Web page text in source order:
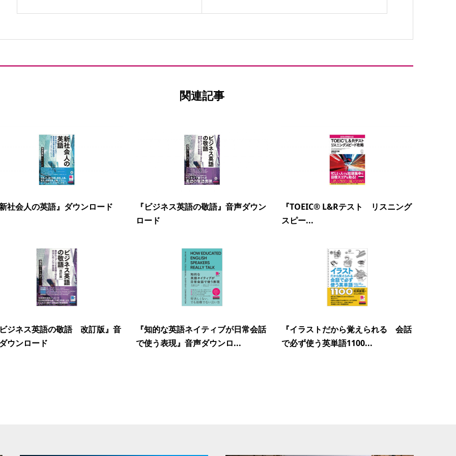
関連記事
社会人の英語』ダウンロード
『ビジネス英語の敬語』音声ダウン
ロード
『TOEIC® L&Rテスト リスニング
スピー...
ジネス英語の敬語 改訂版』音
ウンロード
『知的な英語ネイティブが日常会話
で使う表現』音声ダウンロ...
『イラストだから覚えられる 会話
で必ず使う英単語1100...